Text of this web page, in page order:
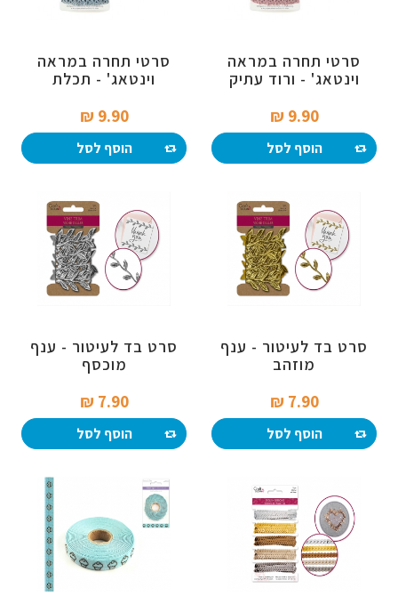
סרטי תחרה במראה
וינטאג' - ורוד עתיק
9.90 ₪‎
הוסף לסל
סרטי תחרה במראה
וינטאג' - תכלת
9.90 ₪‎
הוסף לסל
סרט בד לעיטור - ענף
מוזהב
7.90 ₪‎
הוסף לסל
סרט בד לעיטור - ענף
מוכסף
7.90 ₪‎
הוסף לסל